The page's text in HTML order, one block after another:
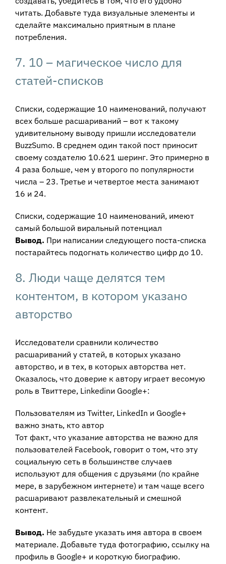
читать. Добавьте туда визуальные элементы и
сделайте максимально приятным в плане
потребления.
7. 10 – магическое число для
статей-списков
Списки, содержащие 10 наименований, получают
всех больше расшариваний – вот к такому
удивительному выводу пришли исследователи
BuzzSumo. В среднем один такой пост приносит
своему создателю 10.621 шеринг. Это примерно в
4 раза больше, чем у второго по популярности
числа – 23. Третье и четвертое места занимают
16 и 24.
Списки, содержащие 10 наименований, имеют
самый большой виральный потенциал
Вывод. При написании следующего поста-списка
постарайтесь подогнать количество цифр до 10.
8. Люди чаще делятся тем
контентом, в котором указано
авторство
Исследователи сравнили количество
расшариваний у статей, в которых указано
авторство, и в тех, в которых авторства нет.
Оказалось, что доверие к автору играет весомую
роль в Твиттере, Linkedinи Google+:
Пользователям из Twitter, LinkedIn и Google+
важно знать, кто автор
Тот факт, что указание авторства не важно для
пользователей Facebook, говорит о том, что эту
социальную сеть в большинстве случаев
используют для общения с друзьями (по крайне
мере, в зарубежном интернете) и там чаще всего
расшаривают развлекательный и смешной
контент.
Вывод. Не забудьте указать имя автора в своем
материале. Добавьте туда фотографию, ссылку на
профиль в Google+ и короткую биографию.